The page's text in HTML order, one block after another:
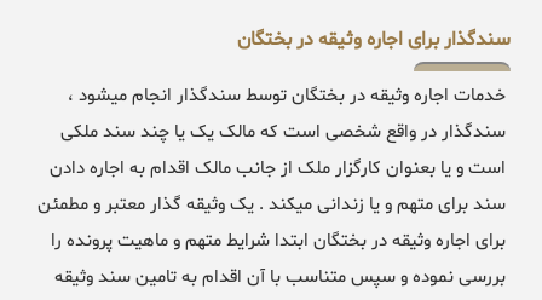
سندگذار برای اجاره وثیقه در بختگان
خدمات اجاره وثیقه در بختگان توسط سندگذار انجام میشود ،
سندگذار در واقع شخصی است که مالک یک یا چند سند ملکی
است و یا بعنوان کارگزار ملک از جانب مالک اقدام به اجاره دادن
سند برای متهم و یا زندانی میکند . یک وثیقه گذار معتبر و مطمئن
برای اجاره وثیقه در بختگان ابتدا شرایط متهم و ماهیت پرونده را
بررسی نموده و سپس متناسب با آن اقدام به تامین سند وثیقه